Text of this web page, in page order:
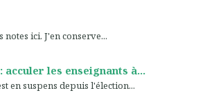
notes ici. J'en conserve...
acculer les enseignants à...
en suspens depuis l'élection...